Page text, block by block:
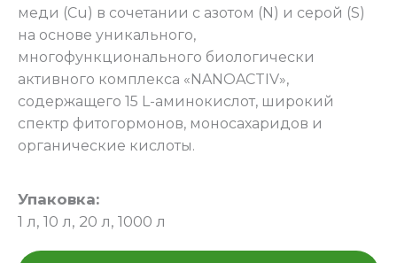
меди (Cu) в сочетании с азотом (N) и серой (S)
на основе уникального,
многофункционального биологически
активного комплекса «NANOACTIV»,
содержащего 15 L-аминокислот, широкий
спектр фитогормонов, моносахаридов и
органические кислоты.
Упаковка:
1 л, 10 л, 20 л, 1000 л